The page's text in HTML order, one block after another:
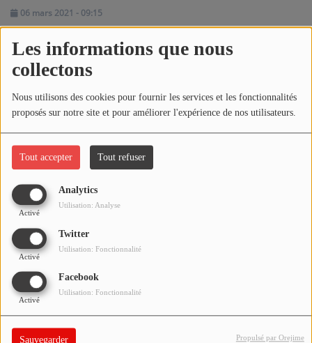
Les informations que nous
collectons
Nous utilisons des cookies pour fournir les services et les fonctionnalités
proposés sur notre site et pour améliorer l'expérience de nos utilisateurs.
Tout accepter Tout refuser
Analytics
Activé
Utilisation: Analyse
Twitter
Activé
Utilisation: Fonctionnalité
Facebook
Activé
Utilisation: Fonctionnalité
Sauvegarder Propulsé par Orejime
PODCASTS - SAISON 2026/2027
NOS PROGRAMMES COURTS
ARCHIVES - SAISONS PASSÉES
VOS ÉMISSIONS EN IMAGES
PHOTOS
ANNONCEURS & ESPACE PRO
VOTRE PUBLICITÉ SUR PONTACQ RADIO
LOCATION DE STUDIOS
ÉDUCATION AUX MÉDIAS ET À
L'INFORMATION
EN QUOI ÇA CONSISTE ?
ÉCOUTEZ LES PRODUCTIONS
06 mars 2021 - 09:15
Écouter le podcast
Télécharger le podcast
Réécoutez l'émission LA BANDE À BRUNO du samedi 06 mars
2021 !